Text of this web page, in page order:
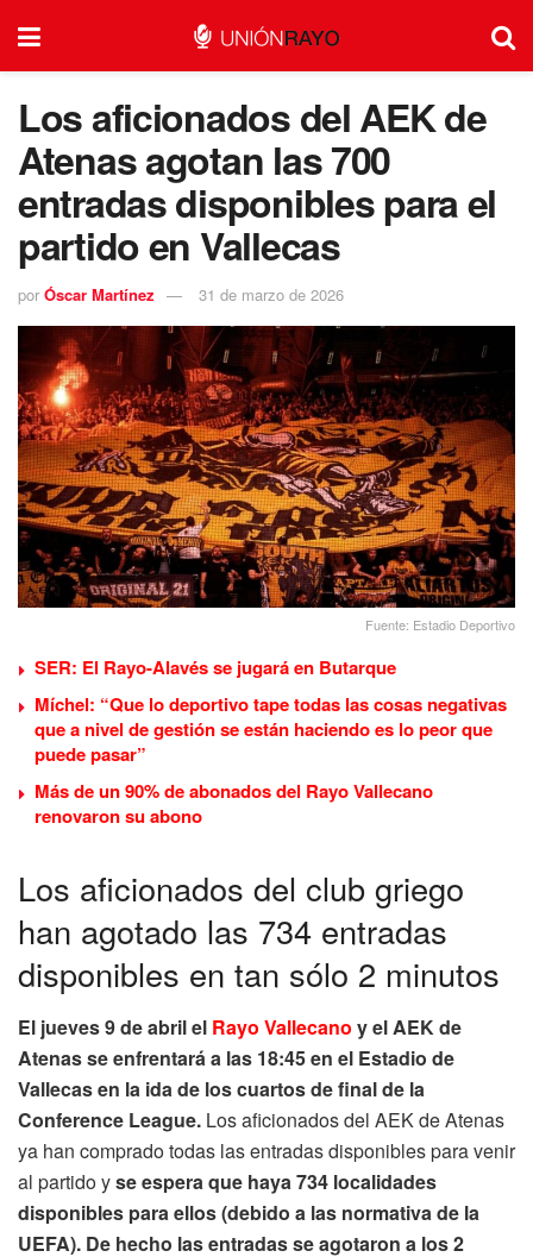
Los aficionados del AEK de
Atenas agotan las 700
entradas disponibles para el
partido en Vallecas
por Óscar Martínez 31 de marzo de 2026
Fuente: Estadio Deportivo
SER: El Rayo-Alavés se jugará en Butarque
Míchel: “Que lo deportivo tape todas las cosas negativas
que a nivel de gestión se están haciendo es lo peor que
puede pasar”
Más de un 90% de abonados del Rayo Vallecano
renovaron su abono
Los aficionados del club griego
han agotado las 734 entradas
disponibles en tan sólo 2 minutos
El jueves 9 de abril el Rayo Vallecano y el AEK de
Atenas se enfrentará a las 18:45 en el Estadio de
Vallecas en la ida de los cuartos de final de la
Conference League. Los aficionados del AEK de Atenas
ya han comprado todas las entradas disponibles para venir
al partido yse espera que haya 734 localidades
disponibles para ellos (debido a las normativa de la
UEFA). De hecho las entradas se agotaron a los 2